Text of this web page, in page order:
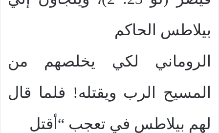
بيلاطس الحاكم
الروماني لكي يخلصهم من
المسيح الرب ويقتله! فلما قال
لهم بيلاطس في تعجب “أقتل